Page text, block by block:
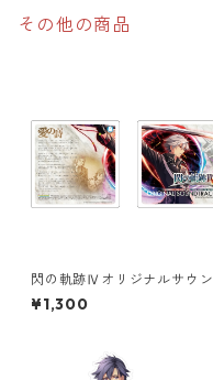
その他の商品
閃の軌跡Ⅳオリジナルサウン
ドトラックジャケットアクリ
ルコースター
¥1,300